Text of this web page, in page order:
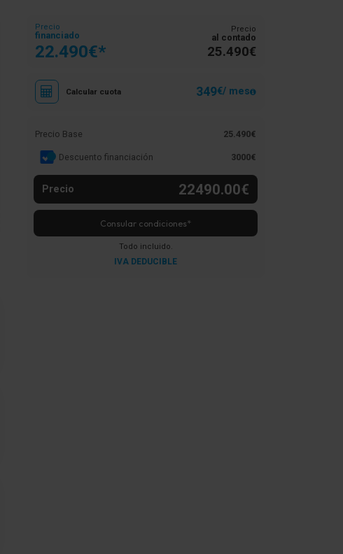
Precio
financiado
22.490€*
Precio
al contado
25.490€
Calcular cuota 349€/ mes
Precio Base 25.490€
Descuento financiación 3000€
Precio 22490.00€
Consular condiciones*
Todo incluido.
IVA DEDUCIBLE